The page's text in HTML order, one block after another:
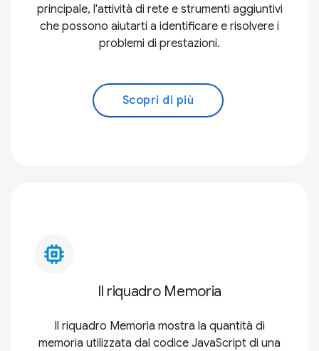
principale, l'attività di rete e strumenti aggiuntivi
che possono aiutarti a identificare e risolvere i
problemi di prestazioni.
Scopri di più
memory_alt
Il riquadro Memoria
Il riquadro Memoria mostra la quantità di
memoria utilizzata dal codice JavaScript di una